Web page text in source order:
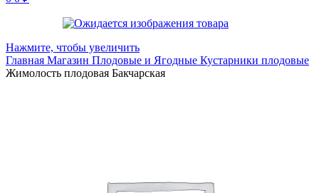
Нажмите, чтобы увеличить
Главная Магазин Плодовые и Ягодные Кустарники плодовые
Жимолость плодовая Бакчарская